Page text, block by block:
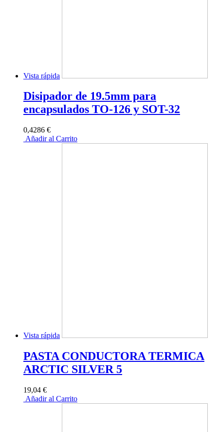
Vista rápida
Disipador de 19.5mm para
encapsulados TO-126 y SOT-32
0,4286 €
Añadir al Carrito
Vista rápida
PASTA CONDUCTORA TERMICA
ARCTIC SILVER 5
19,04 €
Añadir al Carrito